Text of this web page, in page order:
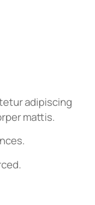
adipiscing
mattis.